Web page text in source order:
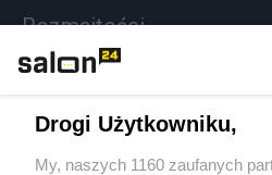
Rozmaitości
Sport
Drogi Użytkowniku,
My, naszych 1160 zaufanych